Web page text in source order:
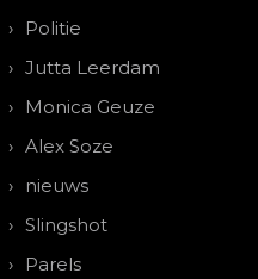
Politie
Jutta Leerdam
Monica Geuze
Alex Soze
nieuws
Slingshot
Parels